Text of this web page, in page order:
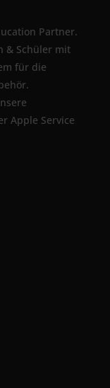
Partner.
& Schüler mit
für die
Apple Service